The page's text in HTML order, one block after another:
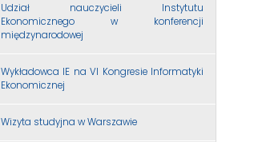
Udział nauczycieli Instytutu
Ekonomicznego w konferencji
międzynarodowej
Wykładowca IE na VI Kongresie Informatyki
Ekonomicznej
Wizyta studyjna w Warszawie